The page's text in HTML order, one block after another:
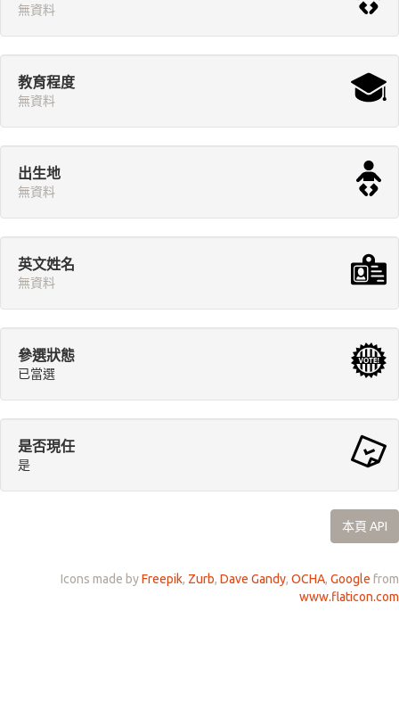
無資料
教育程度
無資料
出生地
無資料
英文姓名
無資料
參選狀態
已當選
是否現任
是
本頁 API
Icons made byFreepik, Zurb, Dave Gandy, OCHA, Google from
www.flaticon.com